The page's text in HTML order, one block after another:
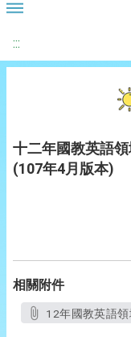
:::
十二年國教英語
(107年4月版本)
相關附件
12年國教英語